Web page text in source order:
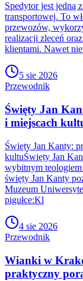
Spedytor jest jedną
transportowej. To
przewozów,
realizacji zleceń
klientami. Nawet
5 sie 2026
Przewodnik
Święty Jan
i miejscach
Święty Jan Kanty:
kultuŚwięty Jan
wybitnym
święty Jan Kanty
Muzeum
pigułce:Kl
4 sie 2026
Przewodnik
Wianki w
praktyczny